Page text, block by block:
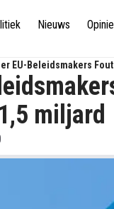
Nieuws Opinie
EU-Beleidsmakers
miljard